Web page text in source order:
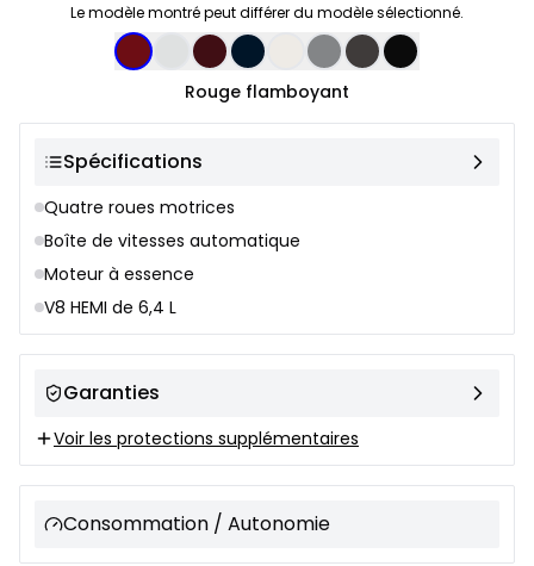
Le modèle montré peut différer du modèle sélectionné.
Sélection de couleur
Rouge flamboyant
Spécifications
Quatre roues motrices
Boîte de vitesses automatique
Moteur à essence
V8 HEMI de 6,4 L
Garanties
Voir les protections supplémentaires
Consommation / Autonomie